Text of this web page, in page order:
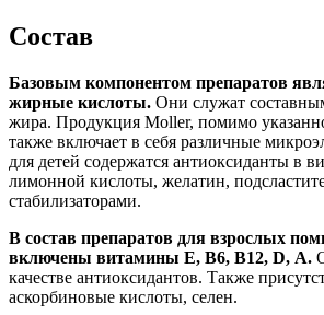
Состав
Базовым компонентом препаратов
жирные кислоты. Они служат
жира. Продукция Moller, помимо
также включает в себя различные
для детей содержатся антиоксиданты в
лимонной кислоты, желатин,
стабилизаторами.
В состав препаратов для взрослых
включены витамины Е, В6, В12, D, А.
качестве антиоксидантов. Также
аскорбиновые кислоты, селен.